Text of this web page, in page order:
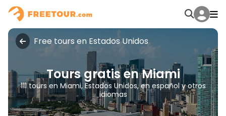
Free tours en Estados Unidos
Tours gratis en Miami
111 tours en Miami, Estados Unidos, en español y otros
idiomas